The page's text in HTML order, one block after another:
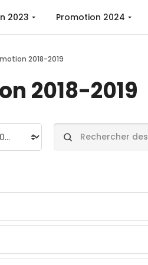
2023 Promotion 2024
2018-2019
2018-2019
Rechercher des cours